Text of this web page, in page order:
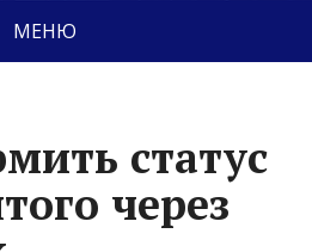
МЕНЮ
статус
через